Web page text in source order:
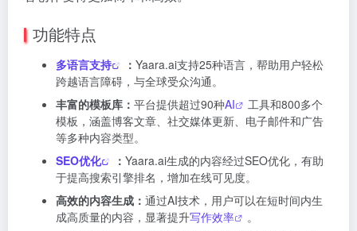
功能特点
多语言支持 ： Yaara.ai支持25种语言，帮助用户轻松
跨越语言障碍，与全球受众沟通。
丰富的模板库： 平台提供超过90种AI
工具和800多个
模板，涵盖博客文章、社交媒体更新、电子邮件和广告
等多种内容类型。
SEO优化
： Yaara.ai生成的内容经过SEO优化，有助
于提高搜索引擎排名，增加在线可见度。
高效的内容生成： 通过AI技术，用户可以在短时间内生
成高质量的内容，显著提升写作效率
。